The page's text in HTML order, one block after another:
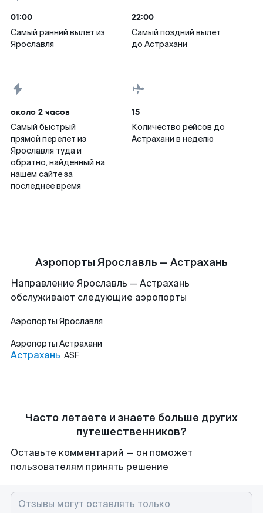
01:00
Самый ранний вылет из
Ярославля
22:00
Самый поздний вылет
до Астрахани
около 2 часов
Самый быстрый
прямой перелет из
Ярославля туда и
обратно, найденный на
нашем сайте за
последнее время
15
Количество рейсов до
Астрахани в неделю
Аэропорты Ярославль — Астрахань
Направление Ярославль — Астрахань
обслуживают следующие аэропорты
Аэропорты Ярославля
Аэропорты Астрахани
Астрахань ASF
Часто летаете и знаете больше других
путешественников?
Оставьте комментарий — он поможет
пользователям принять решение